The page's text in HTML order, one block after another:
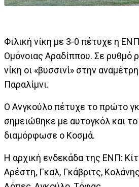
Φιλική νίκη με 3-0 πέτυχε η
Ομόνοιας Αραδίππου. Σε ρυθμό
νίκη οι «βυσσινί» στην
Παραλίμνι.
Ο Ανγκούλο πέτυχε το πρώτο
σημειώθηκε με αυτογκόλ και
διαμόρφωσε ο Κοσμά.
Η αρχική ενδεκάδα της ΕΝΠ:
Αρέστη, Γκαλ, Γκάβριτς,